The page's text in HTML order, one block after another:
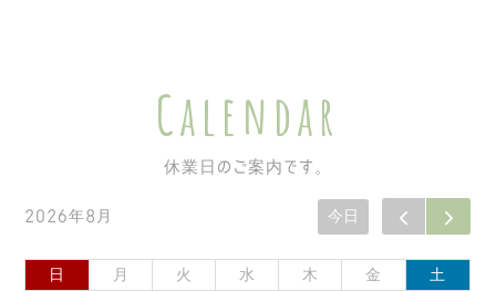
Calendar
休業日のご案内です。
2026年8月 今日
日 月 火 水 木 金 土